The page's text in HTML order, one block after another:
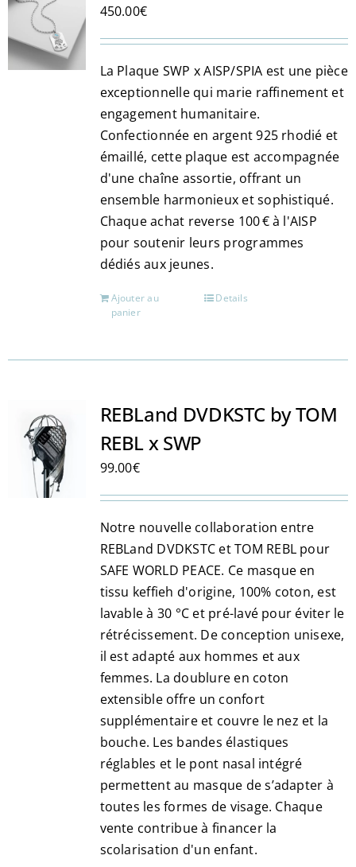
être
choisies
sur
la
page
du
produit
450.00€
La Plaque SWP x AISP/SPIA est une pièce
exceptionnelle qui marie raffinement et
engagement humanitaire.
Confectionnée en argent 925 rhodié et
émaillé, cette plaque est accompagnée
d'une chaîne assortie, offrant un
ensemble harmonieux et sophistiqué.
Chaque achat reverse 100 € à l'AISP
pour soutenir leurs programmes
dédiés aux jeunes.
Ajouter au
panier
Details
REBLand DVDKSTC by TOM
REBL x SWP
99.00€
Notre nouvelle collaboration entre
REBLand DVDKSTC et TOM REBL pour
SAFE WORLD PEACE. Ce masque en
tissu keffieh d'origine, 100% coton, est
lavable à 30 °C et pré-lavé pour éviter le
rétrécissement. De conception unisexe,
il est adapté aux hommes et aux
femmes. La doublure en coton
extensible offre un confort
supplémentaire et couvre le nez et la
bouche. Les bandes élastiques
réglables et le pont nasal intégré
permettent au masque de s’adapter à
toutes les formes de visage. Chaque
vente contribue à financer la
scolarisation d'un enfant.